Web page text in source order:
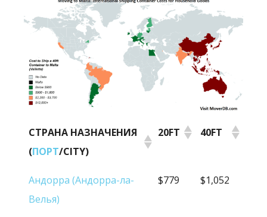
СТРАНА НАЗНАЧЕНИЯ
(ПОРТ/CITY)
20FT 40FT
СТРАНА НАЗНАЧЕНИЯ
(ПОРТ
20FT 40FT
Андорра (Андорра-ла-
Велья)
$779 $1,052